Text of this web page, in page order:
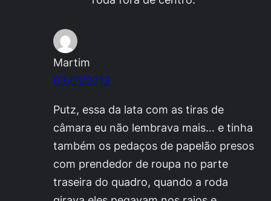
Martim
03/01/2013
Putz, essa da lata com as tiras de
câmara eu não lembrava mais… e tinha
também os pedaços de papelão presos
com prendedor de roupa no parte
traseira do quadro, quando a roda